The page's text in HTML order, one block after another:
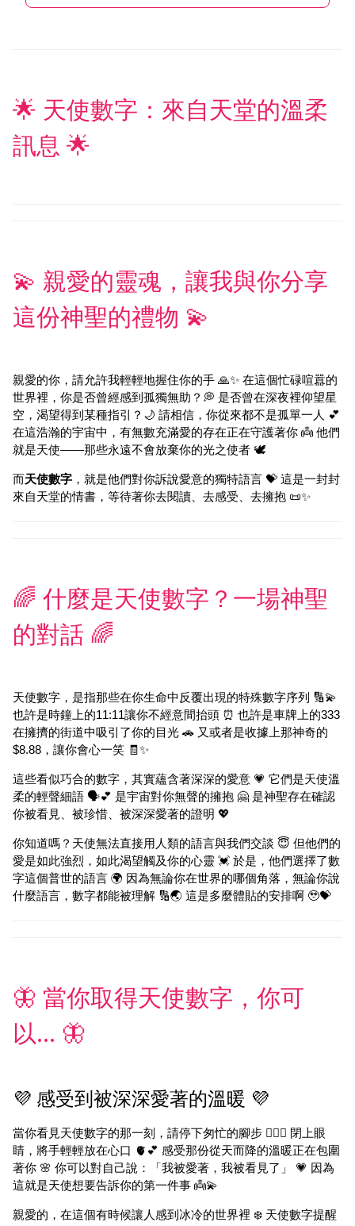
🌟 天使數字：來自天堂的溫柔
訊息 🌟
💫 親愛的靈魂，讓我與你分享
這份神聖的禮物 💫
親愛的你，請允許我輕輕地握住你的手 🙏✨ 在這個忙碌喧囂的
世界裡，你是否曾經感到孤獨無助？💭 是否曾在深夜裡仰望星
空，渴望得到某種指引？🌙 請相信，你從來都不是孤單一人 💕
在這浩瀚的宇宙中，有無數充滿愛的存在正在守護著你 👼 他們
就是天使——那些永遠不會放棄你的光之使者 🕊️
而天使數字 ，就是他們對你訴說愛意的獨特語言 💝 這是一封封
來自天堂的情書，等待著你去閱讀、去感受、去擁抱 📜✨
🌈 什麼是天使數字？一場神聖
的對話 🌈
天使數字，是指那些在你生命中反覆出現的特殊數字序列 🔢💫
也許是時鐘上的11:11讓你不經意間抬頭 ⏰ 也許是車牌上的333
在擁擠的街道中吸引了你的目光 🚗 又或者是收據上那神奇的
$8.88，讓你會心一笑 🧾✨
這些看似巧合的數字，其實蘊含著深深的愛意 💗 它們是天使溫
柔的輕聲細語 🗣️💕 是宇宙對你無聲的擁抱 🤗 是神聖存在確認
你被看見、被珍惜、被深深愛著的證明 💖
你知道嗎？天使無法直接用人類的語言與我們交談 😇 但他們的
愛是如此強烈，如此渴望觸及你的心靈 💓 於是，他們選擇了數
字這個普世的語言 🌍 因為無論你在世界的哪個角落，無論你說
什麼語言，數字都能被理解 🔢🌏 這是多麼體貼的安排啊 🥹💝
🦋 當你取得天使數字，你可
以... 🦋
💜 感受到被深深愛著的溫暖 💜
當你看見天使數字的那一刻，請停下匆忙的腳步 🚶‍♀️✨ 閉上眼
睛，將手輕輕放在心口 🫀💕 感受那份從天而降的溫暖正在包圍
著你 🌸 你可以對自己說：「我被愛著，我被看見了」 💗 因為
這就是天使想要告訴你的第一件事 👼💫
親愛的，在這個有時候讓人感到冰冷的世界裡 ❄️ 天使數字提醒